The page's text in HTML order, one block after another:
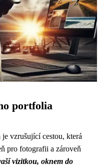
portfolia
vzrušující cestou, která
pro fotografii a zároveň
vizitkou, oknem do